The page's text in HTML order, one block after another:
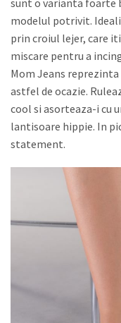
sunt o varianta foarte
modelul potrivit.
prin croiul lejer, care
miscare pentru a
Mom Jeans
astfel de ocazie.
cool si asorteaza-i cu
lantisoare hippie. In
statement.